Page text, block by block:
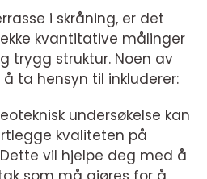
i skråning, er det
kvantitative målinger
trygg struktur. Noen av
ta hensyn til inkluderer:
undersøkelse kan
kvaliteten på
vil hjelpe deg med å